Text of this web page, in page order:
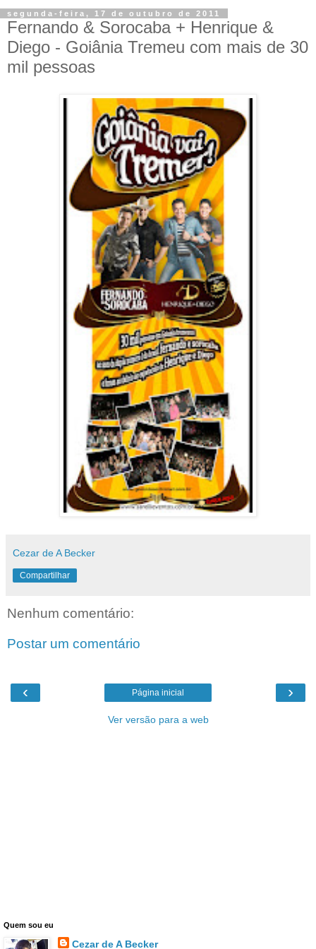
segunda-feira, 17 de outubro de 2011
Fernando & Sorocaba + Henrique &
Diego - Goiânia Tremeu com mais de 30
Cezar de A Becker
Compartilhar
Nenhum comentário:
Postar um comentário
‹ ›
Página inicial
Ver versão para a web
Quem sou eu
Cezar de A Becker